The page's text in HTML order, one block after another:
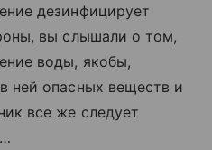
дезинфицирует
вы слышали о том,
воды, якобы,
ней опасных веществ и
все же следует